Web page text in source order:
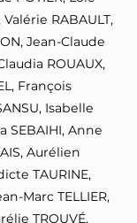
Valérie RABAULT,
Jean-Claude
ROUAUX,
François
Isabelle
SEBAIHI, Anne
Aurélien
TAURINE,
Marc TELLIER,
TROUVÉ,